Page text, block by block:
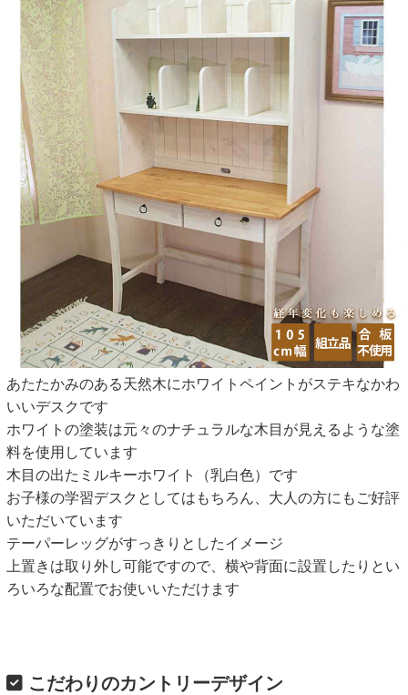
あたたかみのある天然木にホワイトペイントがステキなかわ
いいデスクです
ホワイトの塗装は元々のナチュラルな木目が見えるような塗
料を使用しています
木目の出たミルキーホワイト（乳白色）です
お子様の学習デスクとしてはもちろん、大人の方にもご好評
いただいています
テーパーレッグがすっきりとしたイメージ
上置きは取り外し可能ですので、横や背面に設置したりとい
ろいろな配置でお使いいただけます
こだわりのカントリーデザイン